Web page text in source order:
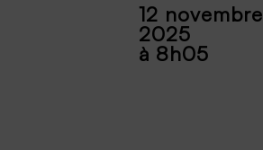
12 novembre
2025
à 8h05